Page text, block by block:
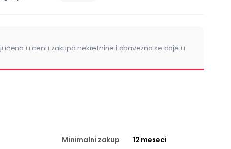
u cenu zakupa nekretnine i obavezno se daje u
Minimalni zakup 12 meseci